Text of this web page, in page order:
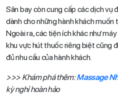
Sân bay còn cung cấp các dịch vụ
dành cho những hành khách
Ngoài ra, các tiện ích khác như
khu vực hút thuốc riêng biệt cũng
đủ nhu cầu của hành khách.
>>> Khám phá thêm:Massage
kỳ nghỉ hoàn hảo